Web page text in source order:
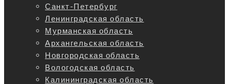
Санкт-Петербург
Ленинградская область
Мурманская область
Архангельская область
Новгородская область
Вологодская область
Калининградская область